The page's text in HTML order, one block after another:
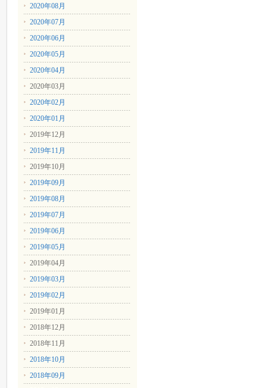
2020年08月
2020年07月
2020年06月
2020年05月
2020年04月
2020年03月
2020年02月
2020年01月
2019年12月
2019年11月
2019年10月
2019年09月
2019年08月
2019年07月
2019年06月
2019年05月
2019年04月
2019年03月
2019年02月
2019年01月
2018年12月
2018年11月
2018年10月
2018年09月